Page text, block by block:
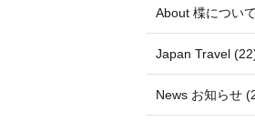
About 楪につい
Japan Travel
News お知らせ